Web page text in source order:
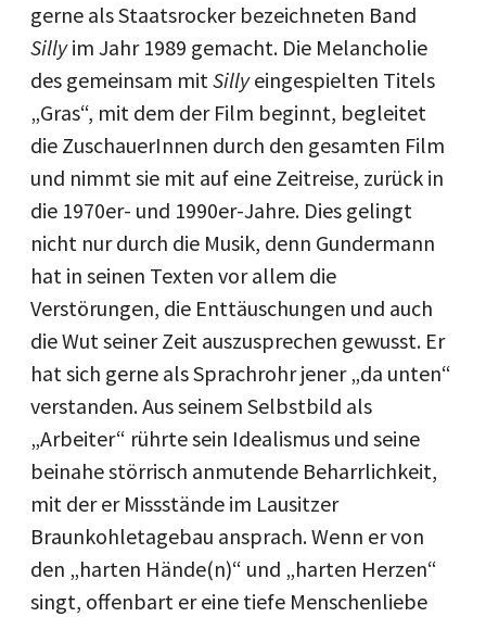
gerne als Staatsrocker bezeichneten Band
Sillyim Jahr 1989 gemacht. Die Melancholie
des gemeinsam mitSillyeingespielten Titels
„Gras“, mit dem der Film beginnt, begleitet
die ZuschauerInnen durch den gesamten Film
und nimmt sie mit auf eine Zeitreise, zurück in
die 1970er- und 1990er-Jahre. Dies gelingt
nicht nur durch die Musik, denn Gundermann
hat in seinen Texten vor allem die
Verstörungen, die Enttäuschungen und auch
die Wut seiner Zeit auszusprechen gewusst. Er
hat sich gerne als Sprachrohr jener „da unten“
verstanden. Aus seinem Selbstbild als
„Arbeiter“ rührte sein Idealismus und seine
beinahe störrisch anmutende Beharrlichkeit,
mit der er Missstände im Lausitzer
Braunkohletagebau ansprach. Wenn er von
den „harten Hände(n)“ und „harten Herzen“
singt, offenbart er eine tiefe Menschenliebe